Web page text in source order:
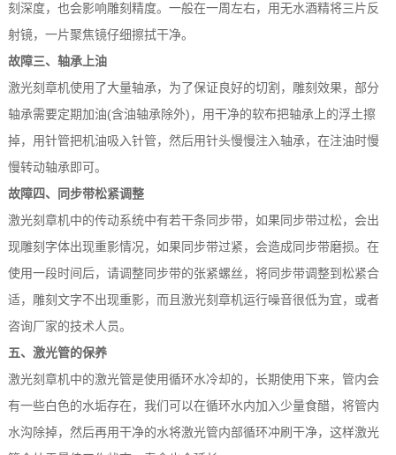
刻深度，也会影响雕刻精度。一般在一周左右，用无水酒精将三片反
射镜，一片聚焦镜仔细擦拭干净。
故障三、轴承上油
激光刻章机使用了大量轴承，为了保证良好的切割，雕刻效果，部分
轴承需要定期加油(含油轴承除外)，用干净的软布把轴承上的浮土擦
掉，用针管把机油吸入针管，然后用针头慢慢注入轴承，在注油时慢
慢转动轴承即可。
故障四、同步带松紧调整
激光刻章机中的传动系统中有若干条同步带，如果同步带过松，会出
现雕刻字体出现重影情况，如果同步带过紧，会造成同步带磨损。在
使用一段时间后，请调整同步带的张紧螺丝，将同步带调整到松紧合
适，雕刻文字不出现重影，而且激光刻章机运行噪音很低为宜，或者
咨询厂家的技术人员。
五、激光管的保养
激光刻章机中的激光管是使用循环水冷却的，长期使用下来，管内会
有一些白色的水垢存在，我们可以在循环水内加入少量食醋，将管内
水沟除掉，然后再用干净的水将激光管内部循环冲刷干净，这样激光